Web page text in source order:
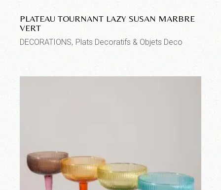
PLATEAU TOURNANT LAZY SUSAN MARBRE
VERT
DECORATIONS Plats Decoratifs & Objets Deco